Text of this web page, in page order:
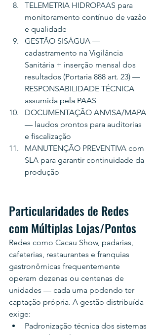
TELEMETRIA HIDROPAAS para
monitoramento contínuo de vazão
e qualidade
GESTÃO SISÁGUA —
cadastramento na Vigilância
Sanitária + inserção mensal dos
resultados (Portaria 888 art. 23) —
RESPONSABILIDADE TÉCNICA
assumida pela PAAS
DOCUMENTAÇÃO ANVISA/MAPA
— laudos prontos para auditorias
e fiscalização
MANUTENÇÃO PREVENTIVA com
SLA para garantir continuidade da
produção
Particularidades de Redes
com Múltiplas Lojas/Pontos
Redes como Cacau Show, padarias,
cafeterias, restaurantes e franquias
gastronômicas frequentemente
operam dezenas ou centenas de
unidades — cada uma podendo ter
captação própria. A gestão distribuída
exige:
Padronização técnica dos sistemas